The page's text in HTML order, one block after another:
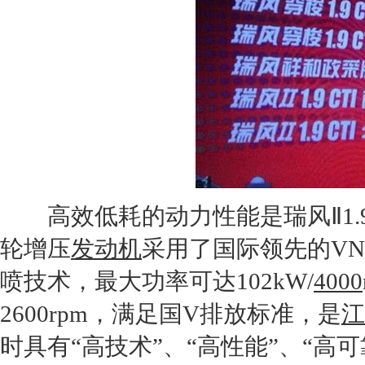
高效低耗的动力性能是瑞风
轮增压发动机采用了国际领先的
喷技术，最大功率可达102kW/4000
2600rpm，满足国V排放标准，是
时具有“高技术”、“高性能”、“高